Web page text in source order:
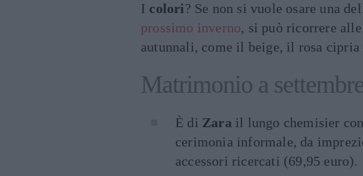
I colori? Se non si vuole osare una
prossimo inverno, si può ricorrere
autunnali, come il beige, il rosa
Matrimonio a
È di Zara il lungo chemisier
cerimonia informale, da
accessori ricercati (69,95 euro).